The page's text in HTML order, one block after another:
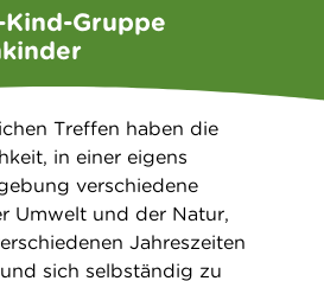
Gruppe
Treffen haben die
in einer eigens
verschiedene
Umwelt und der Natur,
Jahreszeiten
sich selbständig zu